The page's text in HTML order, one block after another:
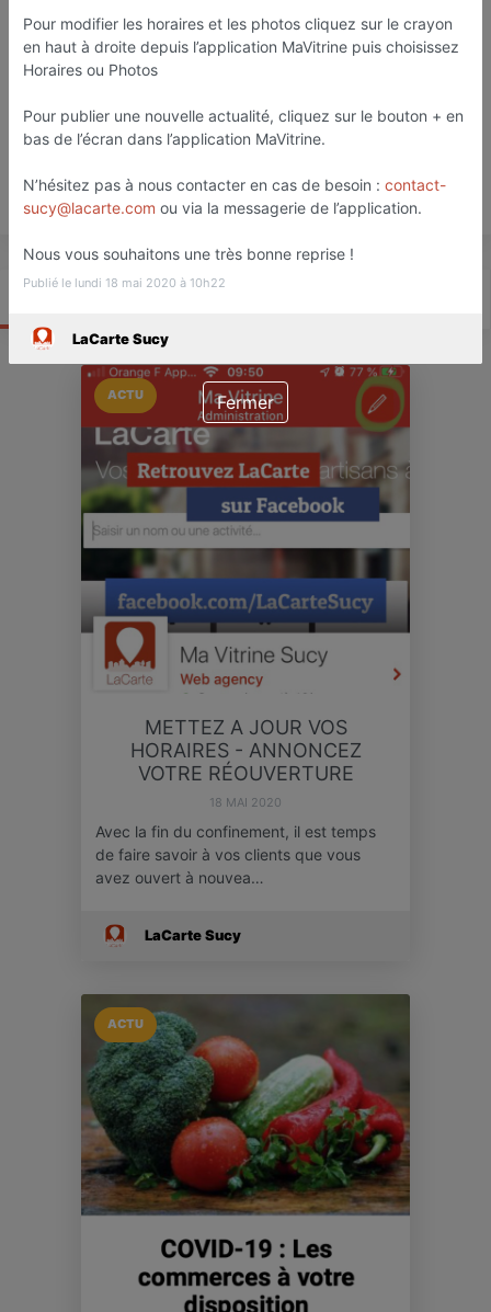
Favori Contacter
Ouvre demain dès 09:00
Save
ACTU
METTEZ A JOUR VOS
HORAIRES - ANNONCEZ
VOTRE RÉOUVERTURE
18 MAI 2020
Avec la fin du confinement, il est temps
de faire savoir à vos clients que vous
avez ouvert à nouvea…
LaCarte Sucy
ACTU
Pour modifier les horaires et les photos cliquez sur le crayon
en haut à droite depuis l’application MaVitrine puis choisissez
Horaires ou Photos
Pour publier une nouvelle actualité, cliquez sur le bouton + en
bas de l’écran dans l’application MaVitrine.
N’hésitez pas à nous contacter en cas de besoin : contact-
sucy@lacarte.com ou via la messagerie de l’application.
Nous vous souhaitons une très bonne reprise !
Publié le lundi 18 mai 2020 à 10h22
LaCarte Sucy
Fermer